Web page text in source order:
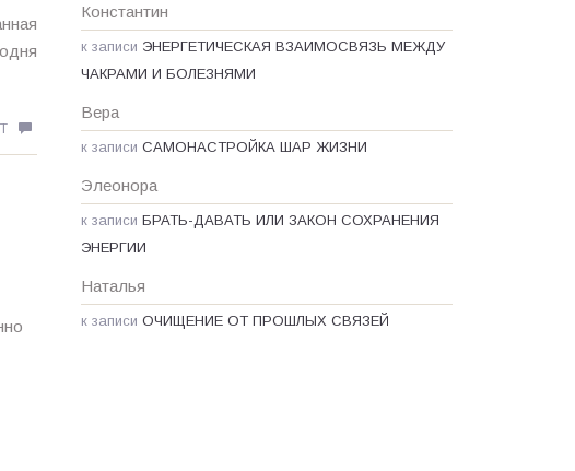
Константин
к записи ЭНЕРГЕТИЧЕСКАЯ ВЗАИМОСВЯЗЬ МЕЖДУ
ЧАКРАМИ И БОЛЕЗНЯМИ
Вера
к записи САМОНАСТРОЙКА ШАР ЖИЗНИ
Элеонора
к записи БРАТЬ-ДАВАТЬ ИЛИ ЗАКОН СОХРАНЕНИЯ
ЭНЕРГИИ
Наталья
к записи ОЧИЩЕНИЕ ОТ ПРОШЛЫХ СВЯЗЕЙ